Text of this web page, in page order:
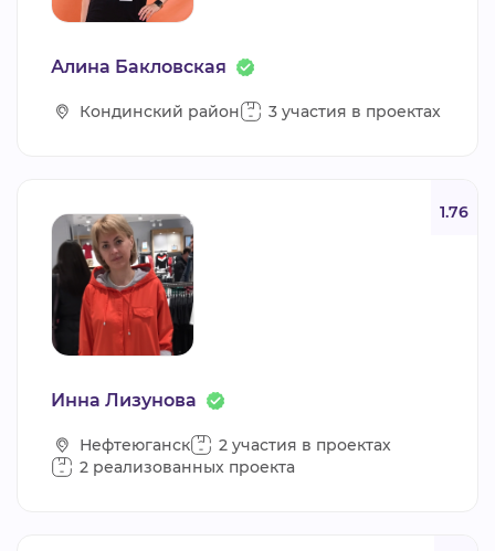
Алина Бакловская
Кондинский район 3 участия в проектах
1.76
Инна Лизунова
Нефтеюганск
2 участия в проектах
2 реализованных проекта